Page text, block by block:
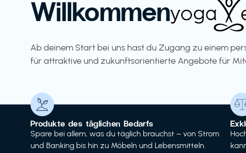
Willkommen
Ab deinem Start bei uns hast du Zugang zu einem
für attraktive und zukunftsorientierte Angebote für
Produkte des täglichen Bedarfs
Spare bei allem, was du täglich brauchst – von Strom
und Banking bis hin zu Möbeln und Lebensmitteln.